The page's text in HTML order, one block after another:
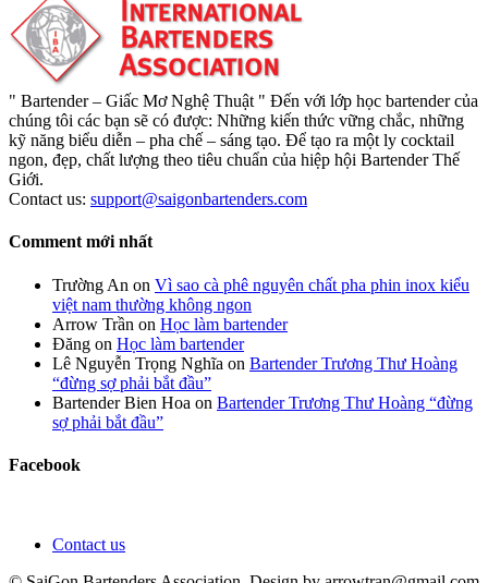
" Bartender – Giấc Mơ Nghệ Thuật " Đến với lớp học bartender của
chúng tôi các bạn sẽ có được: Những kiến thức vững chắc, những
kỹ năng biểu diễn – pha chế – sáng tạo. Để tạo ra một ly cocktail
ngon, đẹp, chất lượng theo tiêu chuẩn của hiệp hội Bartender Thế
Giới.
Contact us: support@saigonbartenders.com
Comment mới nhất
Trường An on Vì sao cà phê nguyên chất pha phin inox kiểu
việt nam thường không ngon
Arrow Trần on Học làm bartender
Đăng on Học làm bartender
Lê Nguyễn Trọng Nghĩa on Bartender Trương Thư Hoàng
“đừng sợ phải bắt đầu”
Bartender Bien Hoa on Bartender Trương Thư Hoàng “đừng
sợ phải bắt đầu”
Facebook
Contact us